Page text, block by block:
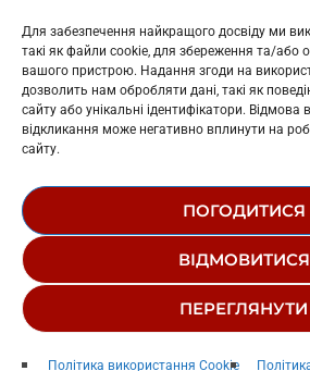
Для забезпечення найкращого досвіду ми
такі як файли cookie, для збереження та/або
вашого пристрою. Надання згоди на
дозволить нам обробляти дані, такі як
сайту або унікальні ідентифікатори. Відмова
відкликання може негативно вплинути на
сайту.
ПОГОДИТИСЯ
ВІДМОВИТИСЯ
ПЕРЕГЛЯНУТИ
Політика використання Cookie
Косів: L11-01805
Гарасимів: L11-02274
© 1995-2026 РК «ЗАХІДНИЙ ПОЛЮС»
РЕДАКЦІЙНИЙ СТАТУТ
СТРУКТУРА ВЛАСНОСТІ